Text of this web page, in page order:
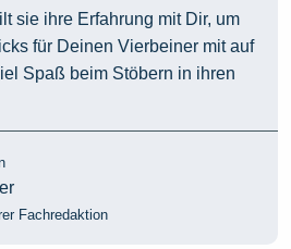
sie ihre Erfahrung mit Dir, um
für Deinen Vierbeiner mit auf
Spaß beim Stöbern in ihren
Fachredaktion